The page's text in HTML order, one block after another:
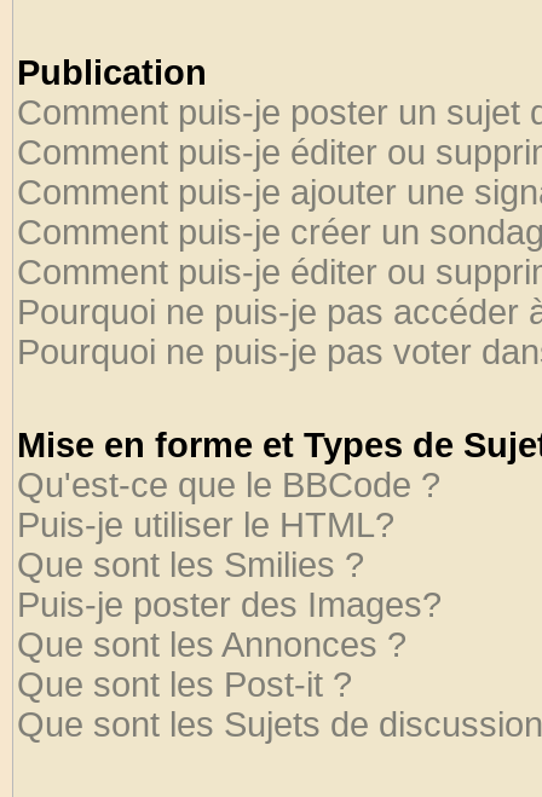
Publication
Comment puis-je poster un sujet
Comment puis-je éditer ou
Comment puis-je ajouter une
Comment puis-je créer un
Comment puis-je éditer ou
Pourquoi ne puis-je pas accéder
Pourquoi ne puis-je pas voter
Mise en forme et Types de
Qu'est-ce que le BBCode ?
Puis-je utiliser le HTML?
Que sont les Smilies ?
Puis-je poster des Images?
Que sont les Annonces ?
Que sont les Post-it ?
Que sont les Sujets de